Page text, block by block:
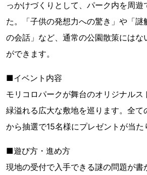
っかけづくりとして、パーク内を周遊
た。「子供の発想力への驚き」や「謎
の会話」など、通常の公園散策にはな
ができます。
■イベント内容
モリコロパークが舞台のオリジナルス
緑溢れる広大な敷地を巡ります。全て
から抽選で15名様にプレゼントが当た
■遊び方・進め方
現地の受付で入手できる謎の問題が書